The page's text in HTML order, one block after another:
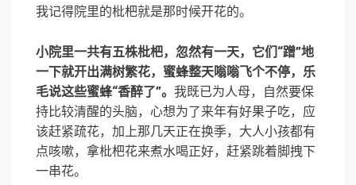
我记得院里的枇杷就是那时候开花的。
小院里一共有五株枇杷，忽然有一天，它们“蹭”地
一下就开出满树繁花，蜜蜂整天嗡嗡飞个不停，乐
毛说这些蜜蜂“香醉了”。 我既已为人母，自然要保
持比较清醒的头脑，心想为了来年有好果子吃，应
该赶紧疏花，加上那几天正在换季，大人小孩都有
点咳嗽，拿枇杷花来煮水喝正好，赶紧跳着脚拽下
一串花。